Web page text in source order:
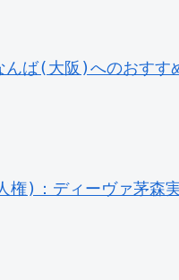
ば(大阪)へのおすす
)：ディーヴァ茅森実